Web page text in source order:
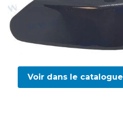
Voir dans le catalogue